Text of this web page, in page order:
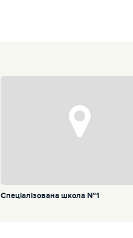
Спеціалізована школа №1